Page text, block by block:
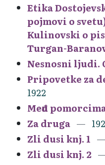
Etika
pojmovi o
Kulinovski o
Turgan-
Nesnosni ljudi.
Pripovetke za
1922
Među
Za druga
Zli dusi knj. 1
Zli dusi knj. 2